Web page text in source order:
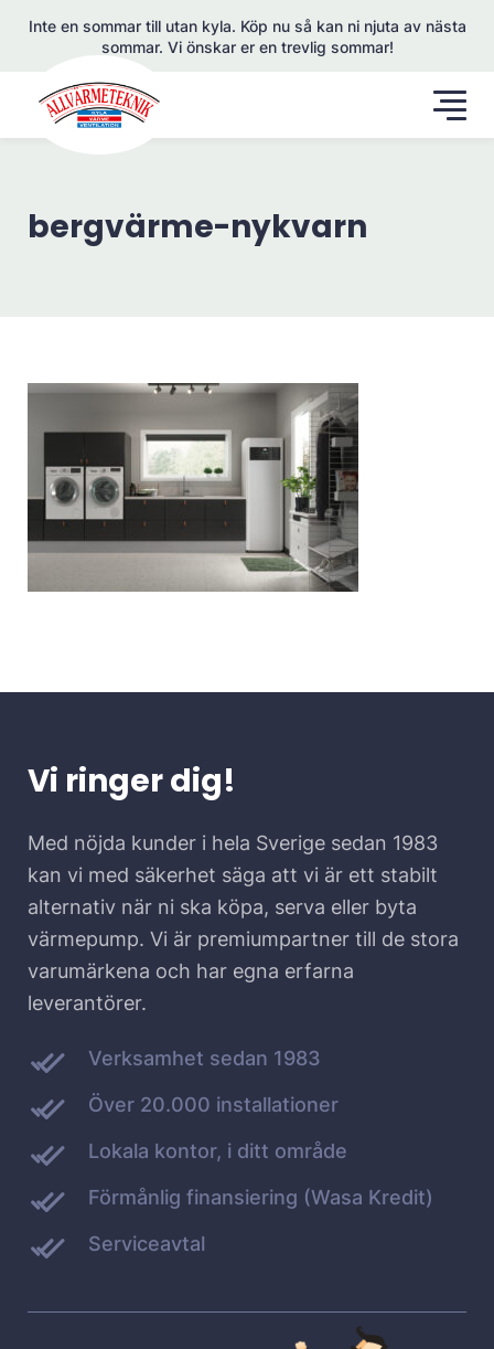
Inte en sommar till utan kyla. Köp nu så kan ni njuta av nästa
sommar. Vi önskar er en trevlig sommar!
bergvärme-nykvarn
Vi ringer dig!
Med nöjda kunder i hela Sverige sedan 1983
kan vi med säkerhet säga att vi är ett stabilt
alternativ när ni ska köpa, serva eller byta
värmepump. Vi är premiumpartner till de stora
varumärkena och har egna erfarna
leverantörer.
Verksamhet sedan 1983
Över 20.000 installationer
Lokala kontor, i ditt område
Förmånlig finansiering (Wasa Kredit)
Serviceavtal